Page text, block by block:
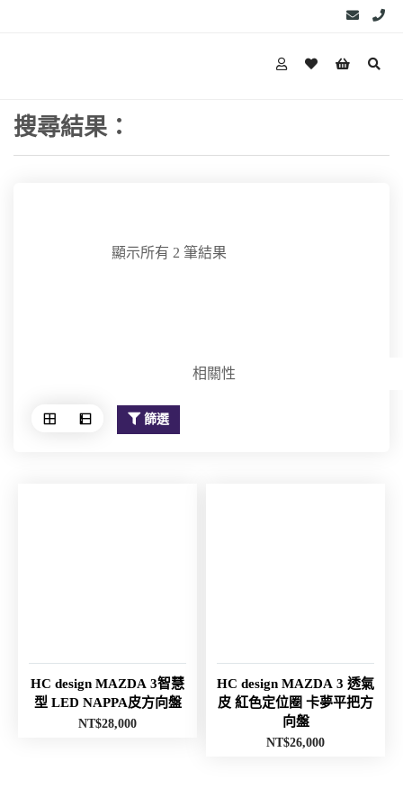
搜尋結果：
顯示所有 2 筆結果
篩選
HC design MAZDA 3智慧
型 LED NAPPA皮方向盤
NT$28,000
HC design MAZDA 3 透氣
皮 紅色定位圈 卡夢平把方
向盤
NT$26,000